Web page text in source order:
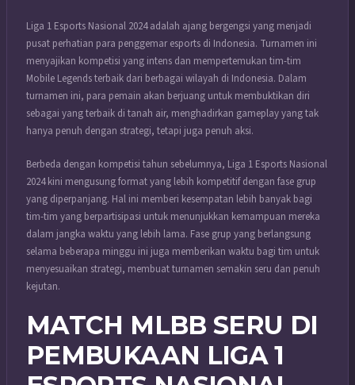
Liga 1 Esports Nasional 2024 adalah ajang bergengsi yang menjadi
pusat perhatian para penggemar esports di Indonesia. Turnamen ini
menyajikan kompetisi yang intens dan mempertemukan tim-tim
Mobile Legends terbaik dari berbagai wilayah di Indonesia. Dalam
turnamen ini, para pemain akan berjuang untuk membuktikan diri
sebagai yang terbaik di tanah air, menghadirkan gameplay yang tak
hanya penuh dengan strategi, tetapi juga penuh aksi.
Berbeda dengan kompetisi tahun sebelumnya, Liga 1 Esports Nasional
2024 kini mengusung format yang lebih kompetitif dengan fase grup
yang diperpanjang. Hal ini memberi kesempatan lebih banyak bagi
tim-tim yang berpartisipasi untuk menunjukkan kemampuan mereka
dalam jangka waktu yang lebih lama. Fase grup yang berlangsung
selama beberapa minggu ini juga memberikan waktu bagi tim untuk
menyesuaikan strategi, membuat turnamen semakin seru dan penuh
kejutan.
MATCH MLBB SERU DI
PEMBUKAAN LIGA 1